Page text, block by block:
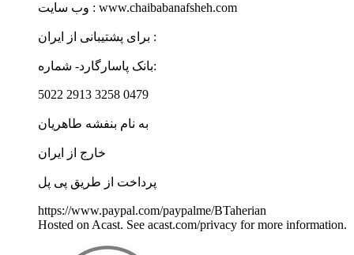
وب سايت : www.chaibabanafsheh.com
برای پشتیبانی از ایران :
بانک پاسارگارد- شماره:
5022 2913 3258 0479
به نام بنفشه طاهریان
خارج از ایران
پرداخت از طریق پی پل
https://www.paypal.com/paypalme/BTaherian
Hosted on Acast. See acast.com/privacy for more information.